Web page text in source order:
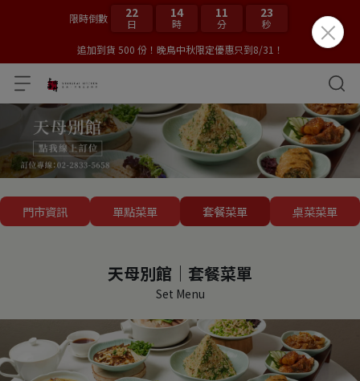
限時倒數 22
日
14
時
11
分
22
秒
追加到貨 500 份！晚鳥中秋限定優惠只到8/31！
門市資訊 單點菜單 套餐菜單 桌菜菜單
天母別館｜套餐菜單
Set Menu